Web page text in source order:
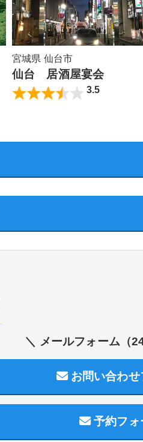
宮城県 仙台市
仙台 居酒屋宴会
3.5
＼ メールフォーム（
お問い合わ
予約フォ